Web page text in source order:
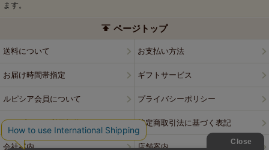
ます。
ページトップ
送料について お支払い方法
お届け時間帯指定 ギフトサービス
ルピシア会員について プライバシーポリシー
ウェブサイト利用規約 特定商取引法に基づく表記
会社案内 店舗案内